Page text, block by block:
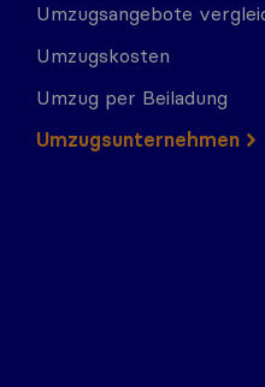
Umzugsangebote
Umzugskosten
Umzug per Beiladung
Umzugs​​unternehmen